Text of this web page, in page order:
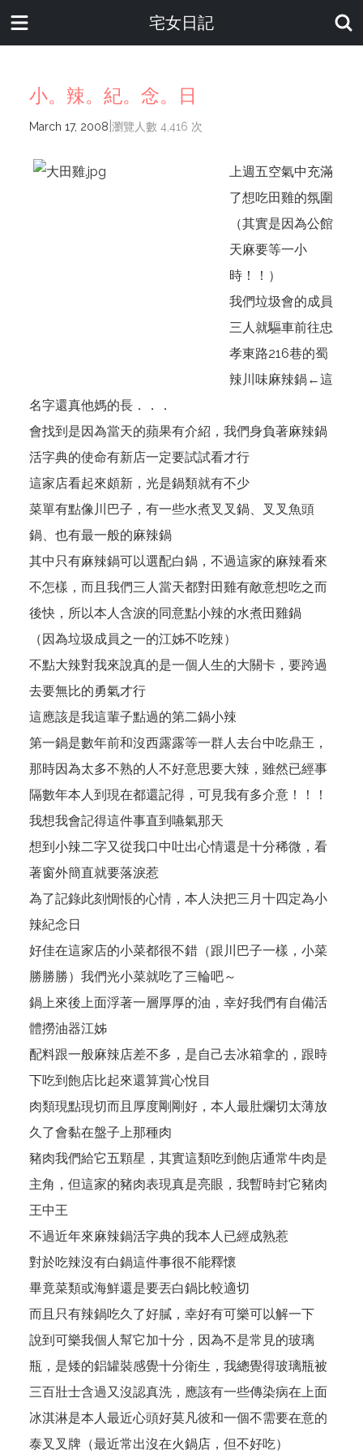
宅女日記
小。辣。紀。念。日
March 17, 2008 瀏覽人數 4,416 次
上週五空氣中充滿
了想吃田雞的氛圍
（其實是因為公館
天麻要等一小
時！！）
我們垃圾會的成員
三人就驅車前往忠
孝東路216巷的蜀
辣川味麻辣鍋←這
名字還真他媽的長．．．
會找到是因為當天的蘋果有介紹，我們身負著麻辣鍋
活字典的使命有新店一定要試試看才行
這家店看起來頗新，光是鍋類就有不少
菜單有點像川巴子，有一些水煮叉叉鍋、叉叉魚頭
鍋、也有最一般的麻辣鍋
其中只有麻辣鍋可以選配白鍋，不過這家的麻辣看來
不怎樣，而且我們三人當天都對田雞有敵意想吃之而
後快，所以本人含淚的同意點小辣的水煮田雞鍋
（因為垃圾成員之一的江姊不吃辣）
不點大辣對我來說真的是一個人生的大關卡，要跨過
去要無比的勇氣才行
這應該是我這輩子點過的第二鍋小辣
第一鍋是數年前和沒西露露等一群人去台中吃鼎王，
那時因為太多不熟的人不好意思要大辣，雖然已經事
隔數年本人到現在都還記得，可見我有多介意！！！
我想我會記得這件事直到嚥氣那天
想到小辣二字又從我口中吐出心情還是十分稀微，看
著窗外簡直就要落淚惹
為了記錄此刻惆悵的心情，本人決把三月十四定為小
辣紀念日
好佳在這家店的小菜都很不錯（跟川巴子一樣，小菜
勝勝勝）我們光小菜就吃了三輪吧～
鍋上來後上面浮著一層厚厚的油，幸好我們有自備活
體撈油器江姊
配料跟一般麻辣店差不多，是自己去冰箱拿的，跟時
下吃到飽店比起來還算賞心悅目
肉類現點現切而且厚度剛剛好，本人最肚爛切太薄放
久了會黏在盤子上那種肉
豬肉我們給它五顆星，其實這類吃到飽店通常牛肉是
主角，但這家的豬肉表現真是亮眼，我暫時封它豬肉
王中王
不過近年來麻辣鍋活字典的我本人已經成熟惹
對於吃辣沒有白鍋這件事很不能釋懷
畢竟菜類或海鮮還是要丟白鍋比較適切
而且只有辣鍋吃久了好膩，幸好有可樂可以解一下
說到可樂我個人幫它加十分，因為不是常見的玻璃
瓶，是矮的鋁罐裝感覺十分衛生，我總覺得玻璃瓶被
三百壯士含過又沒認真洗，應該有一些傳染病在上面
冰淇淋是本人最近心頭好莫凡彼和一個不需要在意的
泰叉叉牌（最近常出沒在火鍋店，但不好吃）